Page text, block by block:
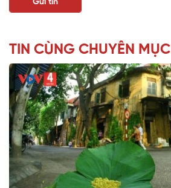
TIN CÙNG CHUYÊN MỤC